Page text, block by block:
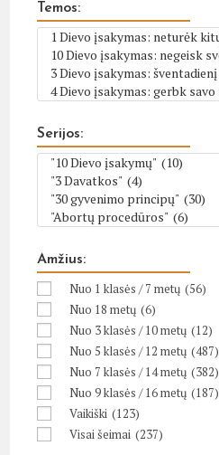
Temos:
Serijos:
Amžius:
Nuo 1 klasės / 7 metų (56)
Nuo 18 metų (6)
Nuo 3 klasės / 10 metų (12)
Nuo 5 klasės / 12 metų (487)
Nuo 7 klasės / 14 metų (382)
Nuo 9 klasės / 16 metų (187)
Vaikiški (123)
Visai šeimai (237)